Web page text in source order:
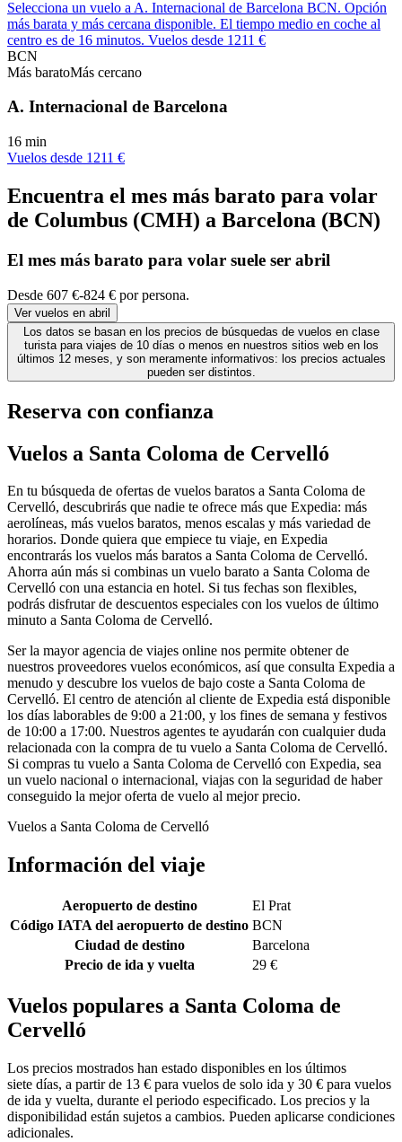
Selecciona un vuelo a A. Internacional de Barcelona BCN. Opción
más barata y más cercana disponible. El tiempo medio en coche al
centro es de 16 minutos. Vuelos desde 1211 €
BCN
Más baratoMás cercano
A. Internacional de Barcelona
16 min
Vuelos desde 1211 €
Encuentra el mes más barato para volar
de Columbus (CMH) a Barcelona (BCN)
El mes más barato para volar suele ser abril
Desde 607 €-824 € por persona.
Ver vuelos en abril
Los datos se basan en los precios de búsquedas de vuelos en clase
turista para viajes de 10 días o menos en nuestros sitios web en los
últimos 12 meses, y son meramente informativos: los precios actuales
pueden ser distintos.
Reserva con confianza
Vuelos a Santa Coloma de Cervelló
En tu búsqueda de ofertas de vuelos baratos a Santa Coloma de
Cervelló, descubrirás que nadie te ofrece más que Expedia: más
aerolíneas, más vuelos baratos, menos escalas y más variedad de
horarios. Donde quiera que empiece tu viaje, en Expedia
encontrarás los vuelos más baratos a Santa Coloma de Cervelló.
Ahorra aún más si combinas un vuelo barato a Santa Coloma de
Cervelló con una estancia en hotel. Si tus fechas son flexibles,
podrás disfrutar de descuentos especiales con los vuelos de último
minuto a Santa Coloma de Cervelló.
Ser la mayor agencia de viajes online nos permite obtener de
nuestros proveedores vuelos económicos, así que consulta Expedia a
menudo y descubre los vuelos de bajo coste a Santa Coloma de
Cervelló. El centro de atención al cliente de Expedia está disponible
los días laborables de 9:00 a 21:00, y los fines de semana y festivos
de 10:00 a 17:00. Nuestros agentes te ayudarán con cualquier duda
relacionada con la compra de tu vuelo a Santa Coloma de Cervelló.
Si compras tu vuelo a Santa Coloma de Cervelló con Expedia, sea
un vuelo nacional o internacional, viajas con la seguridad de haber
conseguido la mejor oferta de vuelo al mejor precio.
Vuelos a Santa Coloma de Cervelló
Información del viaje
Aeropuerto de destino
El Prat
Código IATA del aeropuerto de destino BCN
Ciudad de destino
Barcelona
Precio de ida y vuelta
29 €
Vuelos populares a Santa Coloma de
Cervelló
Los precios mostrados han estado disponibles en los últimos
siete días, a partir de 13 € para vuelos de solo ida y 30 € para vuelos
de ida y vuelta, durante el periodo especificado. Los precios y la
disponibilidad están sujetos a cambios. Pueden aplicarse condiciones
adicionales.